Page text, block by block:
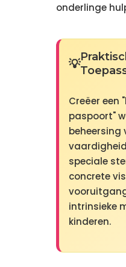
onderlinge
Creëer een
paspoort"
beheersing
speciale
concrete
intrinsieke
kinderen.